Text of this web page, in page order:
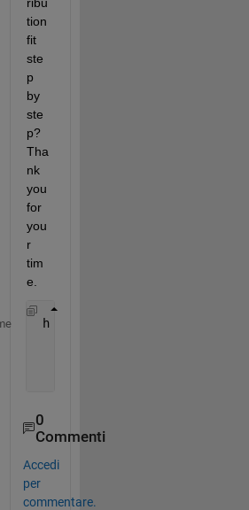
tion
fit
ste
p
by
ste
p?
Tha
nk
you
for
you
r
tim
e.
h = histfit(ndata(:,nn));
0
Commenti
Accedi
per
commentare.